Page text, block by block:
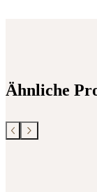
Ähnliche